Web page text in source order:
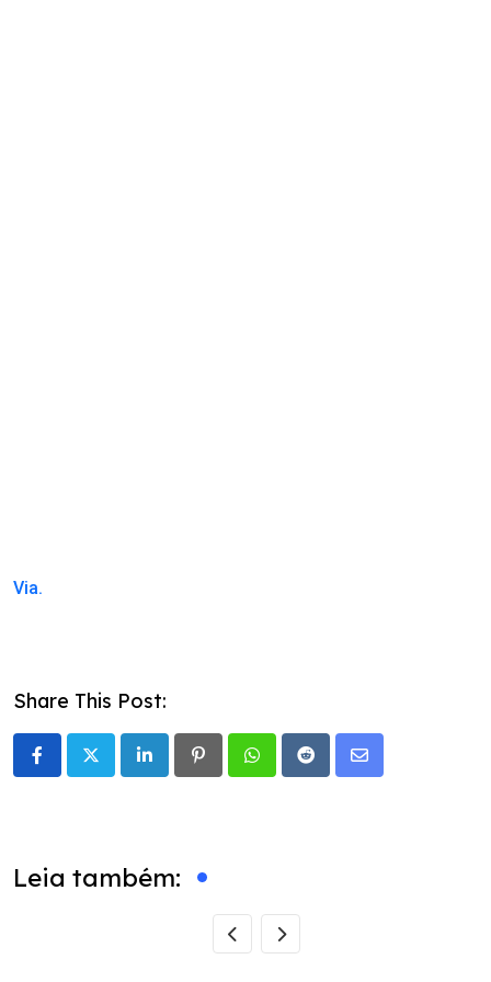
Via.
Share This Post:
LinkedIn PinterestWhatsappRedditShare
Leia também: